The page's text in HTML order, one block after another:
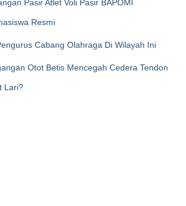
Pasir Atlet Voli Pasir BAPOMI
Resmi
Cabang Olahraga Di Wilayah Ini
Otot Betis Mencegah Cedera Tendon
Lari?